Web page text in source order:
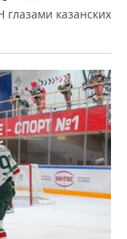
казанских